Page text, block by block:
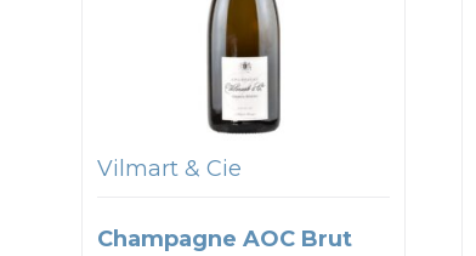
Vilmart & Cie
Champagne AOC Brut